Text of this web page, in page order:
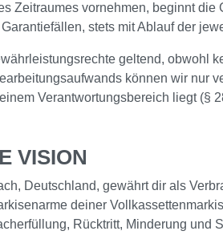
Zeitraumes vornehmen, beginnt
stets mit Ablauf der
geltend, obwohl
können wir nur
Verantwortungsbereich liegt (§
VISION
Deutschland, gewährt dir als
deiner
Rücktritt, Minderung und